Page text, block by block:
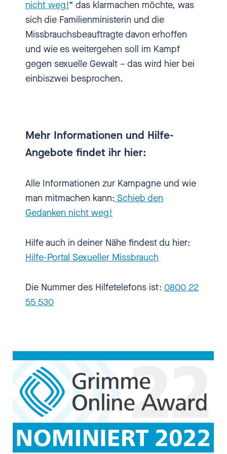
Lisa Paus[00:01:09] Also ganz so
neu fühle ich mich jetzt nicht
mehr, aber hochmotiviert, das ist
auf jeden Fall richtig und ich bin
sehr froh, dass ich mit Frau Claus
ist einfach großartig
zusammenzuarbeiten, weil wir in
Seite streiten für die gleiche
Sache. Wir möchten sexualisierte
Gewalt an Kindern und
verhindern und natürlich
Betroffene unterstützen.
Kerstin Claus [00:01:34] Genau.
Und der Vorteil, dass wir ja etwas
uns natürlich sehr gut
synchronisieren konnten, der
Austausch am Anfang besonders
wichtig war und ich sagen kann,
wir arbeiten vielfältig, sehr, sehr
gut zusammen, immer mit dem
gleichen Fokus, gerade schon
nicht weg!“ das klarmachen möchte, was
sich die Familienministerin und die
Missbrauchsbeauftragte davon erhoffen
und wie es weitergehen soll im Kampf
gegen sexuelle Gewalt – das wird hier bei
einbiszwei besprochen.
Mehr Informationen und Hilfe-
Angebote findet ihr hier:
Alle Informationen zur Kampagne und wie
man mitmachen kann: Schieb den
Gedanken nicht weg!
Hilfe auch in deiner Nähe findest du hier:
Hilfe-Portal Sexueller Missbrauch
Die Nummer des Hilfetelefons ist: ​​​​​​​0800 22
55 530